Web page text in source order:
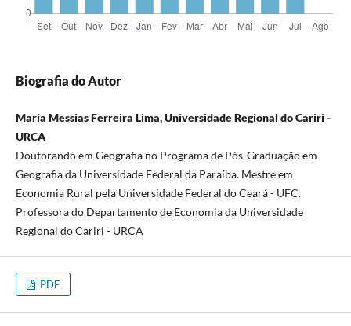
Biografia do Autor
Maria Messias Ferreira Lima, Universidade Regional do Cariri -
URCA
Doutorando em Geografia no Programa de Pós-Graduação em
Geografia da Universidade Federal da Paraíba. Mestre em
Economia Rural pela Universidade Federal do Ceará - UFC.
Professora do Departamento de Economia da Universidade
Regional do Cariri - URCA
PDF